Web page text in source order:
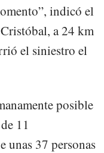
indicó el
a 24 km
el siniestro el
posible
11
unas 37 personas